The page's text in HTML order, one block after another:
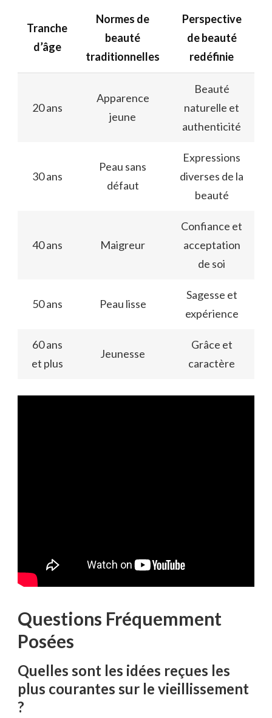
Tranche
d’âge
Normes de
beauté
traditionnelles
Perspective
de beauté
redéfinie
20 ans
Apparence
jeune
Beauté
naturelle et
authenticité
30 ans
Peau sans
défaut
Expressions
diverses de la
beauté
40 ans Maigreur
Confiance et
acceptation
de soi
50 ans Peau lisse
Sagesse et
expérience
60 ans
et plus
Jeunesse
Grâce et
caractère
Questions Fréquemment
Posées
Quelles sont les idées reçues les
plus courantes sur le vieillissement
?